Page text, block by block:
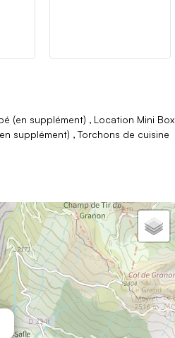
(en supplément)
Location Mini Box
supplément)
Torchons de cuisine